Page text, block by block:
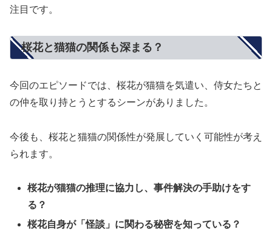
注目です。
桜花と猫猫の関係も深まる？
今回のエピソードでは、桜花が猫猫を気遣い、侍女たちと
の仲を取り持とうとするシーンがありました。
今後も、桜花と猫猫の関係性が発展していく可能性が考え
られます。
桜花が猫猫の推理に協力し、事件解決の手助けをす
る？
桜花自身が「怪談」に関わる秘密を知っている？